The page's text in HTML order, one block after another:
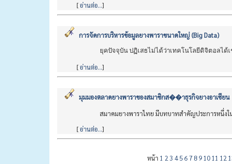
[อ่านต่อ...]
การจัดการบริหารข้อมูลยางพาราขนาดใหญ่ (Big Data)
ยุคปัจจุบัน ปฏิเสธไม่ได้ว่าเทคโนโลยีดิจิตอลไ
[อ่านต่อ...]
มุมมองตลาดยางพาราของสมาชิกส��าธุรกิจยางอาเซียน
สมาคมยางพาราไทย มีบทบาทสำคัญประการหนึ่
[อ่านต่อ...]
หน้า 1 2 3 456 78 9 10 11 12